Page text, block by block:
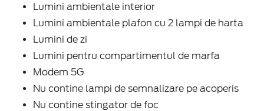
Lumini ambientale interior
Lumini ambientale plafon cu 2 lampi de harta
Lumini de zi
Lumini pentru compartimentul de marfa
Modem 5G
Nu contine lampi de semnalizare pe acoperis
Nu contine stingator de foc